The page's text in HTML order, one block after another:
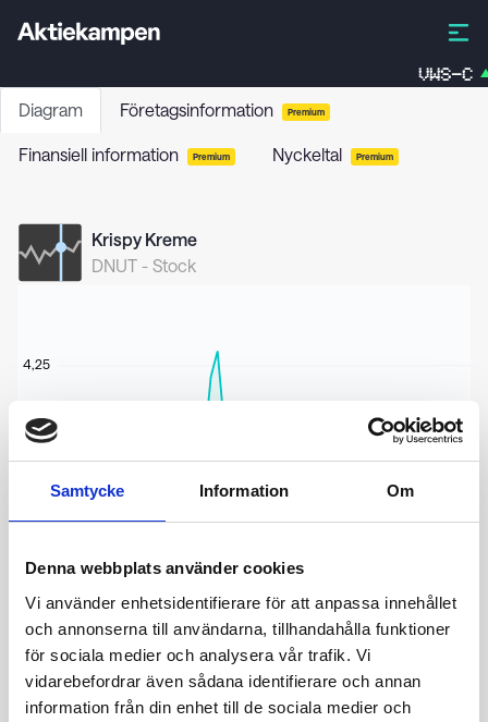
Samtycke Information Om
Denna webbplats använder cookies
Vi använder enhetsidentifierare för att anpassa innehållet
och annonserna till användarna, tillhandahålla funktioner
för sociala medier och analysera vår trafik. Vi
vidarebefordrar även sådana identifierare och annan
information från din enhet till de sociala medier och
VWS-C
Diagram Företagsinformation Premium
Finansiell information Premium Nyckeltal Premium
Krispy Kreme
DNUT - Stock
4,00
4,25
8 maj 2026 24 juni 2026
24t 7d 1m 3m 1å 5å